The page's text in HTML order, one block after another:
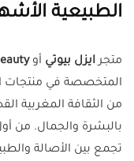
الطبيعية
متجرايزل بيوتي أو
المتخصصة في منتجات
من الثقافة المغربية
بالبشرة والجمال. من
تجمع بين الأصالة